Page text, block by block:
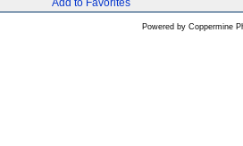
Add to Favorites
Powered by Coppermine